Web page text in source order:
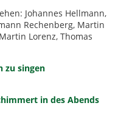
Johannes Hellmann,
Rechenberg, Martin
Lorenz, Thomas
zu singen
in des Abends